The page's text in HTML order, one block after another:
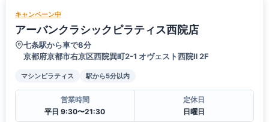
キャンペーン中
アーバンクラシックピラティス西院店
七条駅から車で8分
京都府京都市右京区西院巽町2-1 オヴェスト西院Ⅱ 2F
マシンピラティス 駅から5分以内
営業時間
平日 9:30〜21:30
定休日
日曜日